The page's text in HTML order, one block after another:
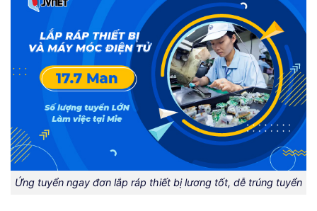
Ứng tuyển ngay đơn lắp ráp thiết bị lương tốt, dễ trúng tuyển